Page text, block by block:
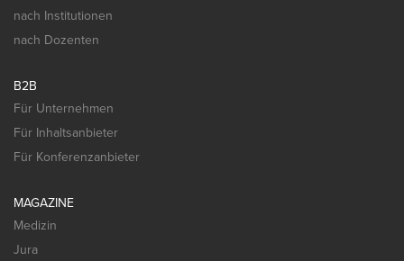
nach Institutionen
nach Dozenten
B2B
Für Unternehmen
Für Inhaltsanbieter
Für Konferenzanbieter
MAGAZINE
Medizin
Jura